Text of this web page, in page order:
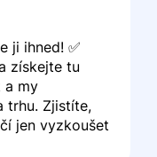
ji ihned! ✅
získejte tu
a my
trhu. Zjistíte,
jen vyzkoušet